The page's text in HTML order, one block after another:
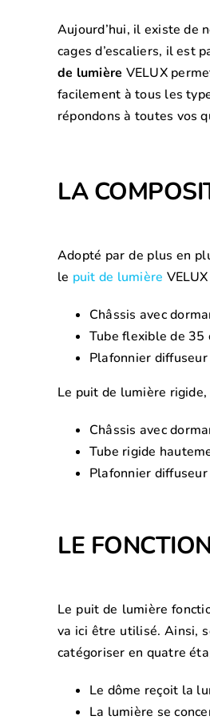
Aujourd’hui, il existe de
cages d’escaliers, il est
de lumière VELUX
facilement à tous les
répondons à toutes vos
LA
Adopté par de plus en
le puit de lumière
Châssis avec
Tube flexible de 35
Plafonnier
Le puit de lumière
Châssis avec
Tube rigide
Plafonnier
LE
Le puit de lumière
va ici être utilisé. Ainsi,
catégoriser en quatre
Le dôme reçoit la
La lumière se